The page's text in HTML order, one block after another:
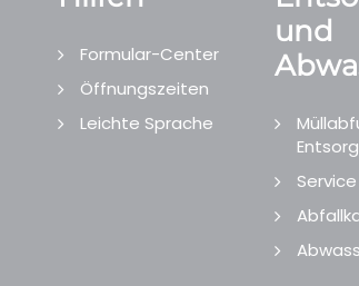
Formular-Center
Öffnungszeiten
Leichte Sprache
und
Service